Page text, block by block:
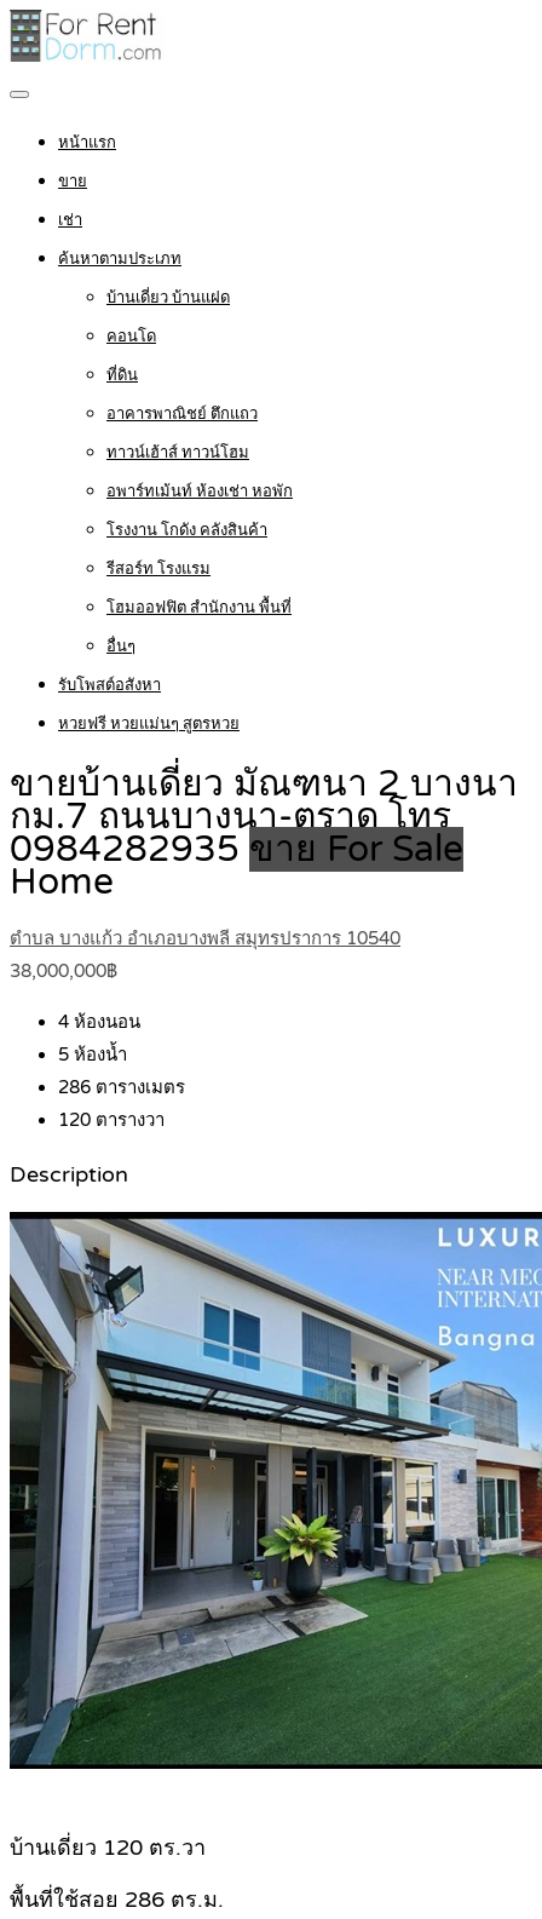
หน้าแรก
ขาย
เช่า
ค้นหาตามประเภท
บ้านเดี่ยว บ้านแฝด
คอนโด
ที่ดิน
อาคารพาณิชย์ ตึกแถว
ทาวน์เฮ้าส์ ทาวน์โฮม
อพาร์ทเม้นท์ ห้องเช่า หอพัก
โรงงาน โกดัง คลังสินค้า
รีสอร์ท โรงแรม
โฮมออฟฟิต สำนักงาน พื้นที่
อื่นๆ
รับโพสต์อสังหา
หวยฟรี หวยแม่นๆ สูตรหวย
ขายบ้านเดี่ยว มัณฑนา 2 บางนา
กม.7 ถนนบางนา-ตราด โทร
0984282935 ขาย For Sale
Home
ตำบล บางแก้ว อำเภอบางพลี สมุทรปราการ 10540
38,000,000฿
4 ห้องนอน
5 ห้องน้ำ
286 ตารางเมตร
120 ตารางวา
Description
บ้านเดี่ยว 120 ตร.วา
พื้นที่ใช้สอย 286 ตร.ม.